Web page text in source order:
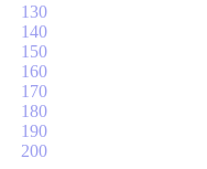
130
140
150
160
170
180
190
200